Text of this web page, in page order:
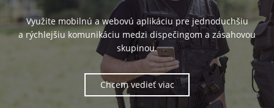
Využite mobilnú a webovú aplikáciu pre jednoduchšiu
a rýchlejšiu komunikáciu medzi dispečingom a zásahovou
skupinou.
Chcem vedieť viac